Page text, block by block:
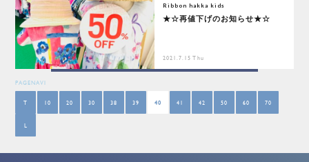
Ribbon hakka kids
★☆再値下げのお知らせ★☆
2021.7.15 Thu
PAGENAVI
T 10 20 30 38 39 40 41 42 50 60 70
L